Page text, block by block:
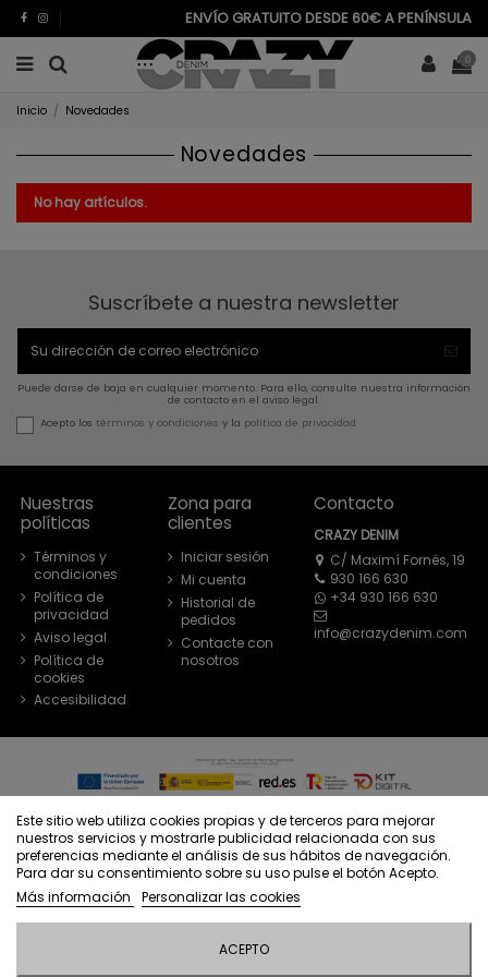
ENVÍO GRATUITO DESDE 60€ A PENÍNSULA
0
Inicio Novedades
Novedades
No hay artículos.
Suscríbete a nuestra newsletter
Puede darse de baja en cualquier momento. Para ello, consulte nuestra información
de contacto en el aviso legal.
Acepto los términos y condiciones y la política de privacidad
Nuestras
políticas
Términos y
condiciones
Política de
privacidad
Aviso legal
Política de
cookies
Accesibilidad
Zona para
clientes
Iniciar sesión
Mi cuenta
Historial de
pedidos
Contacte con
nosotros
Contacto
CRAZY DENIM
C/ Maximí Fornés, 19
930 166 630
+34 930 166 630
info@crazydenim.com
Este sitio web utiliza cookies propias y de terceros para mejorar
nuestros servicios y mostrarle publicidad relacionada con sus
preferencias mediante el análisis de sus hábitos de navegación.
Para dar su consentimiento sobre su uso pulse el botón Acepto.
Más información
Personalizar las cookies
ACEPTO
© Crazy Denim - Todos los derechos reservados - Powered by
bytefactory